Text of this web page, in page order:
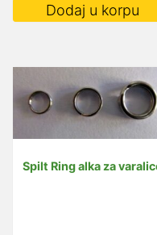
Dodaj u korpu
Spilt Ring alka za